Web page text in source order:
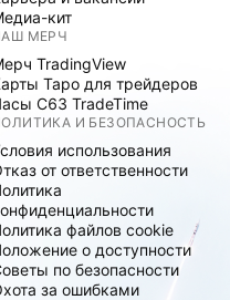
кит
МЕРЧ
TradingView
Таро для трейдеров
C63 TradeTime
И БЕЗОПАСНОСТЬ
использования
от ответственности
файлов cookie
о доступности
по безопасности
за ошибками